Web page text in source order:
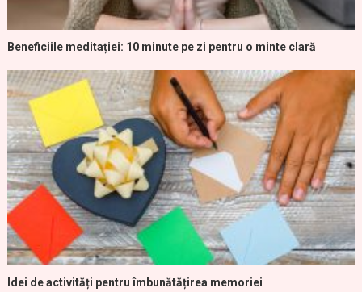
Beneficiile meditației: 10 minute pe zi pentru o minte clară
Idei de activități pentru îmbunătățirea memoriei